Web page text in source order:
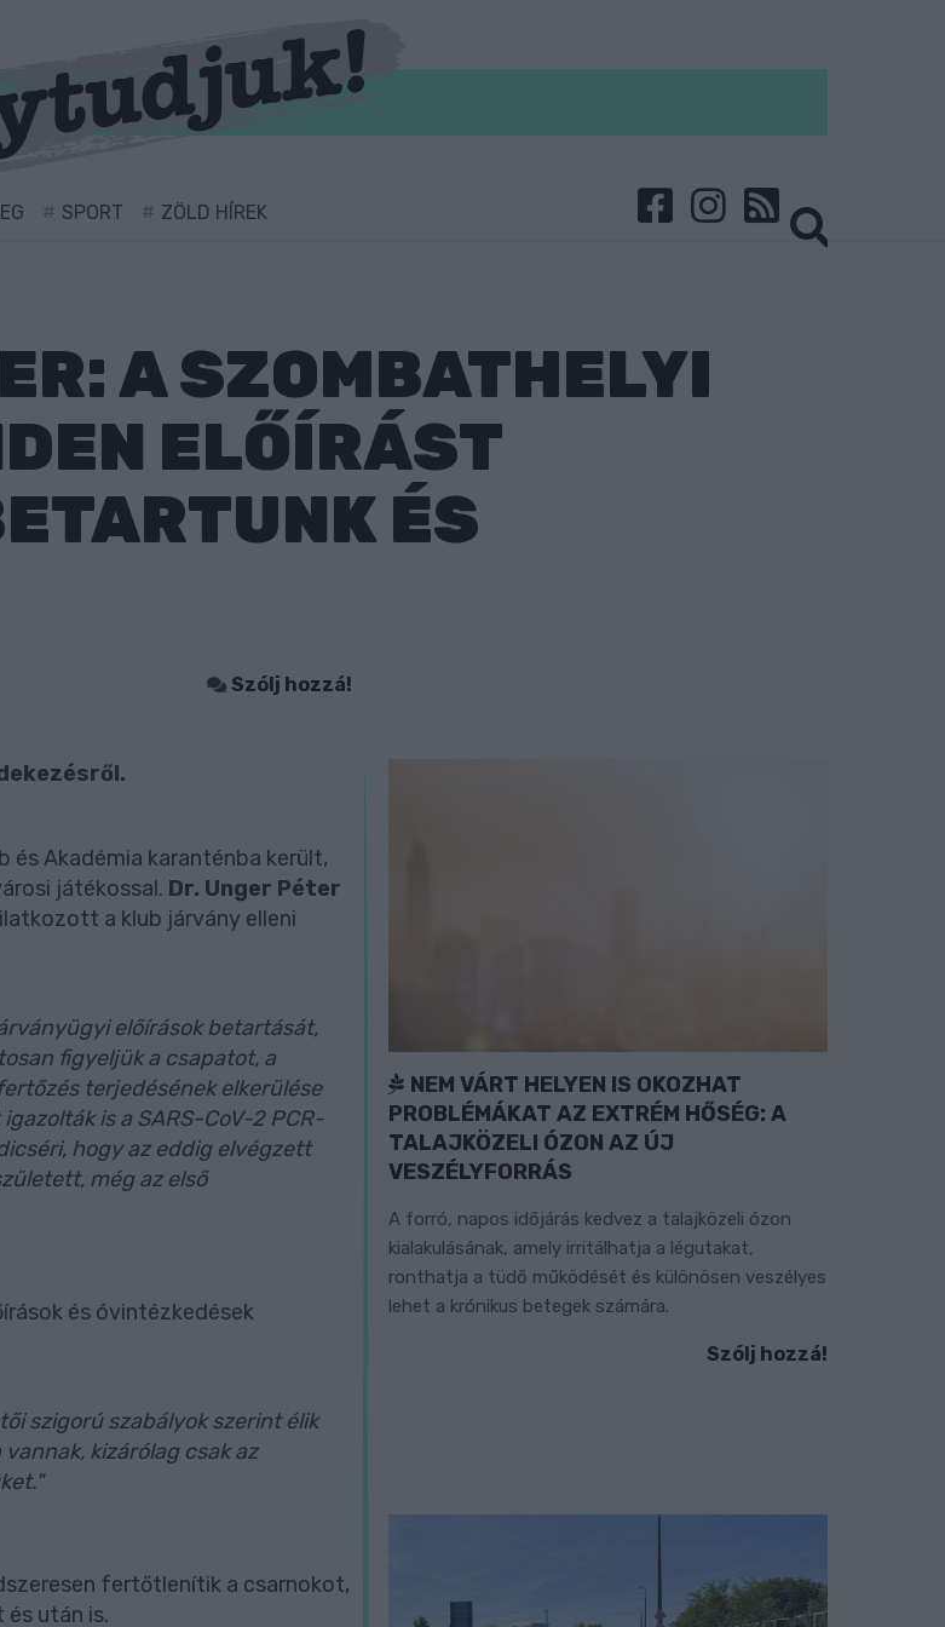
SPORT ZÖLD HÍREK
A SZOMBATHELYI
ELŐÍRÁST
ÉS
Szólj hozzá!
és Akadémia karanténba került,
játékossal. Dr. Unger Péter
a klub járvány elleni
előírások betartását,
figyeljük a csapatot, a
terjedésének elkerülése
is a SARS-CoV-2 PCR-
hogy az eddig elvégzett
még az első
és óvintézkedések
szigorú szabályok szerint élik
kizárólag csak az
fertőtlenítik a csarnokot,
után is.
NEM VÁRT HELYEN IS OKOZHAT
PROBLÉMÁKAT AZ EXTRÉM HŐSÉG: A
TALAJKÖZELI ÓZON AZ ÚJ
VESZÉLYFORRÁS
A forró, napos időjárás kedvez a talajközeli ózon
kialakulásának, amely irritálhatja a légutakat,
ronthatja a tüdő működését és különösen veszélyes
lehet a krónikus betegek számára.
Szólj hozzá!